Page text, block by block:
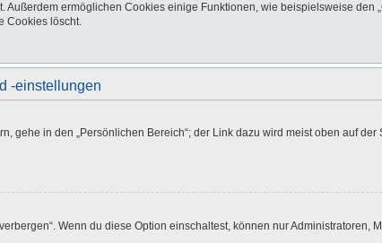
ermöglichen Cookies einige Funktionen, wie beispielsweise den
Cookies löscht.
-einstellungen
in den „Persönlichen Bereich“; der Link dazu wird meist oben auf
Wenn du diese Option einschaltest, können nur Administratoren,